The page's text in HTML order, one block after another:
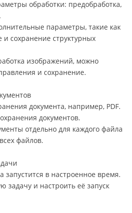
обработки: предобработка,
параметры, такие как
сохранение структурных
изображений, можно
и сохранение.
документа, например, PDF.
документов.
отдельно для каждого файла
файлов.
запустится в настроенное время.
задачу и настроить её запуск